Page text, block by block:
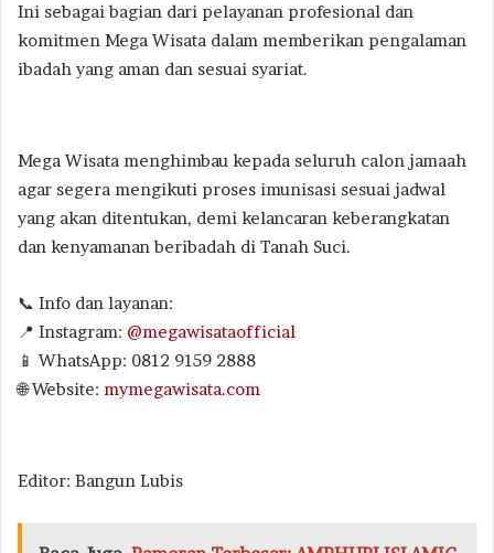
Ini sebagai bagian dari pelayanan profesional dan
komitmen Mega Wisata dalam memberikan pengalaman
ibadah yang aman dan sesuai syariat.
Mega Wisata menghimbau kepada seluruh calon jamaah
agar segera mengikuti proses imunisasi sesuai jadwal
yang akan ditentukan, demi kelancaran keberangkatan
dan kenyamanan beribadah di Tanah Suci.
📞 Info dan layanan:
📍 Instagram: @megawisataofficial
📱 WhatsApp: 0812 9159 2888
🌐 Website: mymegawisata.com
Editor: Bangun Lubis